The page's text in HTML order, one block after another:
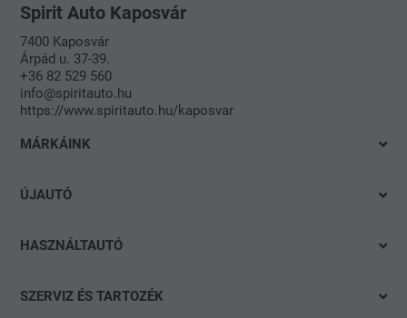
Spirit Auto Kaposvár
7400 Kaposvár
Árpád u. 37-39.
+36 82 529 560
info@spiritauto.hu
https://www.spiritauto.hu/kaposvar
MÁRKÁINK
Audi
CUPRA
ÚJAUTÓ
Ajánlatok és akciók
Konfigurálás
HASZNÁLTAUTÓ
Részletes keresés
SZERVIZ ÉS TARTOZÉK